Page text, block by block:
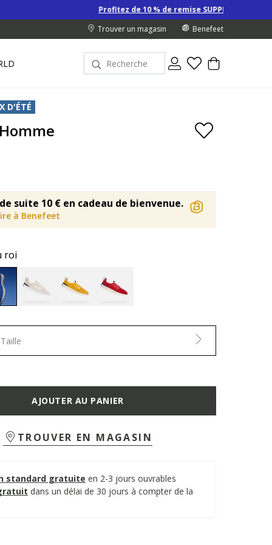
Profitez de 10 % de remise SUPPLÉMENTAIRE sur les Derniers
Trouver un magasin
Benefeet
D'ÉTÉ
suite 10 € en cadeau de bienvenue.
à Benefeet
roi
AJOUTER AU PANIER
TROUVER EN MAGASIN
standard gratuite en 2-3 jours ouvrables
dans un délai de 30 jours à compter de la